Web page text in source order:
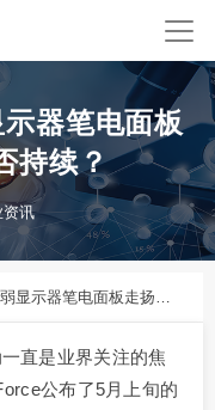
器笔电面板
持续？
资讯
板走扬，面板价格涨势能否持续？
直是业界关注的焦
公布了5月上旬的